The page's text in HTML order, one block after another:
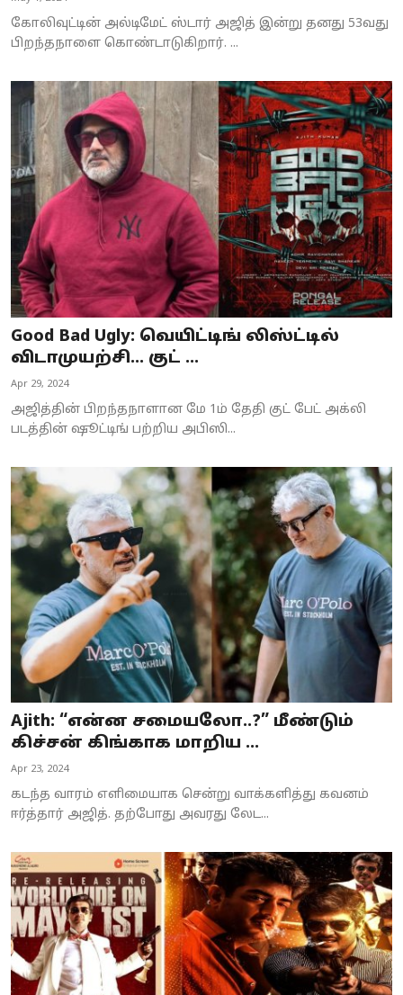
கோலிவுட்டின் அல்டிமேட் ஸ்டார் அஜித் இன்று தனது 53வது
பிறந்தநாளை கொண்டாடுகிறார். ...
Good Bad Ugly: வெயிட்டிங் லிஸ்ட்டில்
விடாமுயற்சி… குட் ...
Apr 29, 2024
அஜித்தின் பிறந்தநாளான மே 1ம் தேதி குட் பேட் அக்லி
படத்தின் ஷூட்டிங் பற்றிய அபிஸி...
Ajith: “என்ன சமையலோ..?” மீண்டும்
கிச்சன் கிங்காக மாறிய ...
Apr 23, 2024
கடந்த வாரம் எளிமையாக சென்று வாக்களித்து கவனம்
ஈர்த்தார் அஜித். தற்போது அவரது லேட...